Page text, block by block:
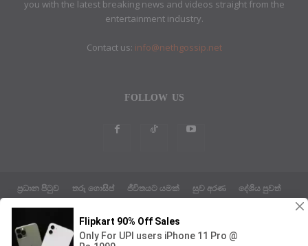
you with the latest breaking news and videos straight from the
entertainment industry.
Contact us: info@nethgossip.net
FOLLOW US
ප්‍රධාන පිටුව තරු ගොසිප් ජීවිතයට යමක් සුව අරණ
දේශිය පුවත්
ABOUT US
ETHICS POLICY
© Neth Gossip News Theme by Design Host Master Web LLC